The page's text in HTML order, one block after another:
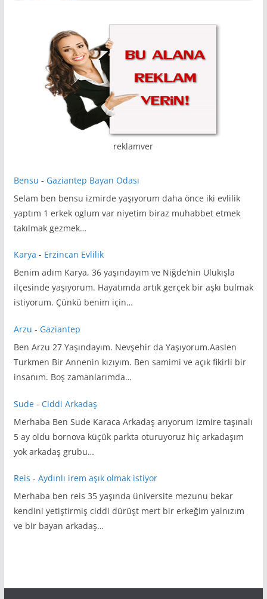
reklamver
Bensu - Gaziantep Bayan Odası
Selam ben bensu izmirde yaşıyorum daha önce iki evlilik
yaptım 1 erkek oglum var niyetim biraz muhabbet etmek
takılmak gezmek…
Karya - Erzincan Evlilik
Benim adım Karya, 36 yaşındayım ve Niğde’nin Ulukışla
ilçesinde yaşıyorum. Hayatımda artık gerçek bir aşkı bulmak
istiyorum. Çünkü benim için…
Arzu - Gaziantep
Ben Arzu 27 Yaşındayım. Nevşehir da Yaşıyorum.Aaslen
Turkmen Bir Annenin kızıyım. Ben samimi ve açık fikirli bir
insanım. Boş zamanlarımda…
Sude- Ciddi Arkadaş
Merhaba Ben Sude Karaca Arkadaş arıyorum izmire taşınalı
5 ay oldu bornova küçük parkta oturuyoruz hiç arkadaşım
yok arkadaş grubu…
Reis - Aydınlı irem aşık olmak istiyor
Merhaba ben reis 35 yaşında üniversite mezunu bekar
kendini yetiştirmiş ciddi dürüşt mert bir erkeğim yalnızım
ve bir bayan arkadaş…